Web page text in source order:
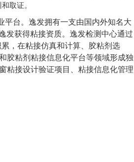
取证。
平台。逸发拥有一支由国内外知名大
发获得粘接资质。 逸发检测中心通过
累，在粘接仿真和计算、胶粘剂选
胶粘剂粘接信息化平台等领域形成独
粘接设计验证项目、粘接信息化管理